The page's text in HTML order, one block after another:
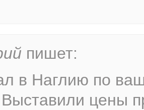
пишет:
в Наглию по
цены